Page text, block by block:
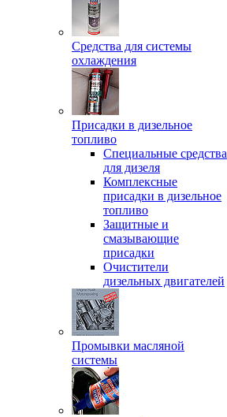
Средства для системы
охлаждения
Присадки в дизельное
топливо
Спeциальные средства
для дизеля
Комплексные
присадки в дизельное
топливо
Защитные и
смазывающие
присадки
Очистители
дизельных двигателей
Промывки масляной
системы